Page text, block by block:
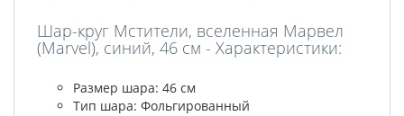
Шар-круг Мстители, вселенная Марвел
(Marvel), синий, 46 см - Характеристики:
Размер шара: 46 см
Тип шара: Фольгированный